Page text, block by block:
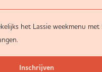
het Lassie weekmenu met
Inschrijven